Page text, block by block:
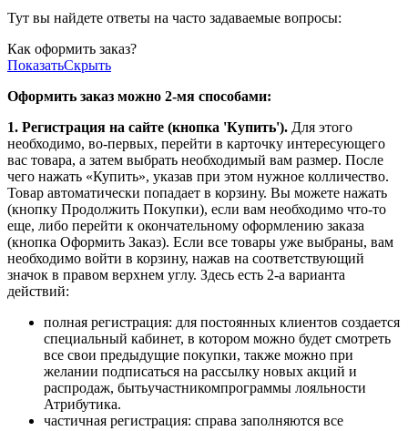
Тут вы найдете ответы на часто задаваемые вопросы:
Как оформить заказ?
ПоказатьСкрыть
Оформить заказ можно 2-мя способами:
1. Регистрация на сайте (кнопка 'Купить'). Для этого
необходимо, во-первых, перейти в карточку интересующего
вас товара, а затем выбрать необходимый вам размер. После
чего нажать «Купить», указав при этом нужное колличество.
Товар автоматически попадает в корзину. Вы можете нажать
(кнопку Продолжить Покупки), если вам необходимо что-то
еще, либо перейти к окончательному оформлению заказа
(кнопка Оформить Заказ). Если все товары уже выбраны, вам
необходимо войти в корзину, нажав на соответствующий
значок в правом верхнем углу. Здесь есть 2-а варианта
действий:
полная регистрация: для постоянных клиентов создается
специальный кабинет, в котором можно будет смотреть
все свои предыдущие покупки, также можно при
желании подписаться на рассылку новых акций и
распродаж, бытьучастникомпрограммы лояльности
Атрибутика.
частичная регистрация: справа заполняются все